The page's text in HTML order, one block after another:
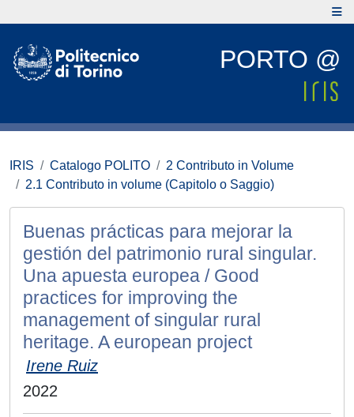
PORTO @
IRIS Catalogo POLITO
2 Contributo in Volume
2.1 Contributo in volume (Capitolo o Saggio)
Buenas prácticas para mejorar la
gestión del patrimonio rural singular.
Una apuesta europea / Good
practices for improving the
management of singular rural
heritage. A european project
Irene Ruiz
2022